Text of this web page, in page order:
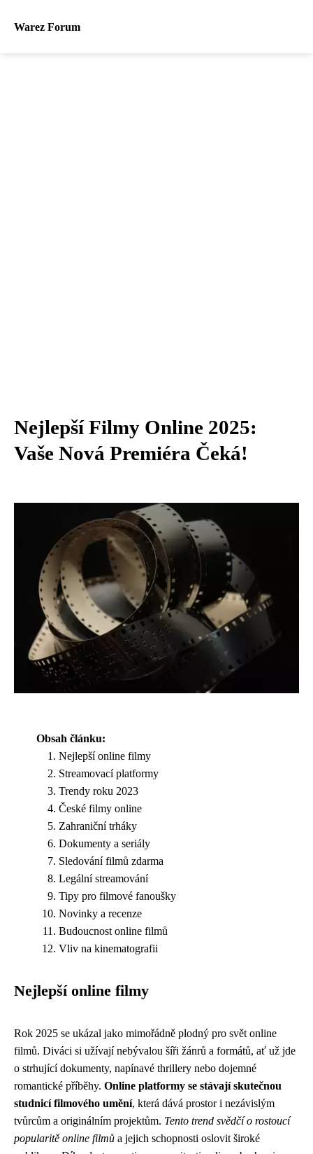
Warez Forum
Nejlepší Filmy Online 2025:
Vaše Nová Premiéra Čeká!
Obsah článku:
Nejlepší online filmy
Streamovací platformy
Trendy roku 2023
České filmy online
Zahraniční trháky
Dokumenty a seriály
Sledování filmů zdarma
Legální streamování
Tipy pro filmové fanoušky
Novinky a recenze
Budoucnost online filmů
Vliv na kinematografii
Nejlepší online filmy
Rok 2025 se ukázal jako mimořádně plodný pro svět online
filmů. Diváci si užívají nebývalou šíři žánrů a formátů, ať už jde
o strhující dokumenty, napínavé thrillery nebo dojemné
romantické příběhy. Online platformy se stávají skutečnou
studnicí filmového umění, která dává prostor i nezávislým
tvůrcům a originálním projektům. Tento trend svědčí o rostoucí
popularitě online filmů a jejich schopnosti oslovit široké